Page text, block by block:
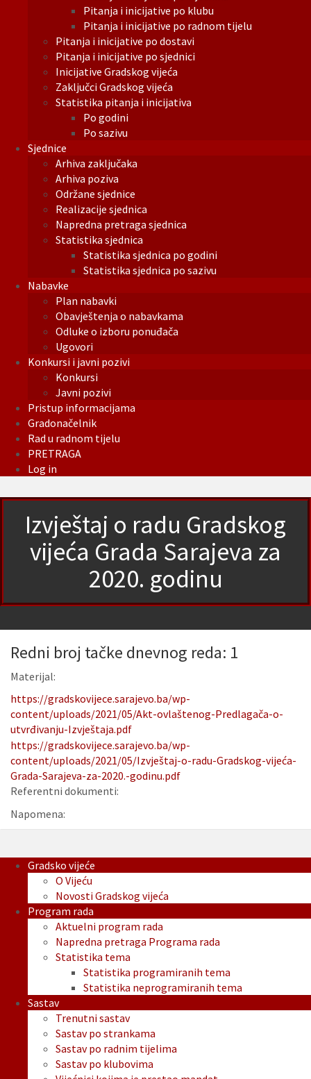
Pitanja i inicijative po klubu
Pitanja i inicijative po radnom tijelu
Pitanja i inicijative po dostavi
Pitanja i inicijative po sjednici
Inicijative Gradskog vijeća
Zaključci Gradskog vijeća
Statistika pitanja i inicijativa
Po godini
Po sazivu
Sjednice
Arhiva zaključaka
Arhiva poziva
Održane sjednice
Realizacije sjednica
Napredna pretraga sjednica
Statistika sjednica
Statistika sjednica po godini
Statistika sjednica po sazivu
Nabavke
Plan nabavki
Obavještenja o nabavkama
Odluke o izboru ponuđača
Ugovori
Konkursi i javni pozivi
Konkursi
Javni pozivi
Pristup informacijama
Gradonačelnik
Rad u radnom tijelu
PRETRAGA
Log in
Izvještaj o radu Gradskog
vijeća Grada Sarajeva za
2020. godinu
Redni broj tačke dnevnog reda: 1
Materijal:
https://gradskovijece.sarajevo.ba/wp-
content/uploads/2021/05/Akt-ovlaštenog-Predlagača-o-
utvrđivanju-Izvještaja.pdf
https://gradskovijece.sarajevo.ba/wp-
content/uploads/2021/05/Izvještaj-o-radu-Gradskog-vijeća-
Grada-Sarajeva-za-2020.-godinu.pdf
Referentni dokumenti:
Napomena:
Gradsko vijeće
O Vijeću
Novosti Gradskog vijeća
Program rada
Aktuelni program rada
Napredna pretraga Programa rada
Statistika tema
Statistika programiranih tema
Statistika neprogramiranih tema
Sastav
Trenutni sastav
Sastav po strankama
Sastav po radnim tijelima
Sastav po klubovima